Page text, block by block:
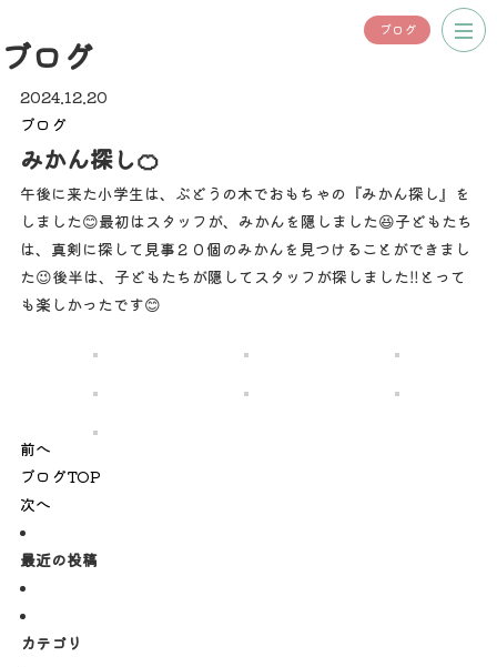
ブログ
ブログ
2024.12.20
ブログ
みかん探し🍊
午後に来た小学生は、ぶどうの木でおもちゃの『みかん探し』を
しました😊最初はスタッフが、みかんを隠しました😆子どもたち
は、真剣に探して見事２０個のみかんを見つけることができまし
た😉後半は、子どもたちが隠してスタッフが探しました‼️とって
も楽しかったです😊
前へ
ブログTOP
次へ
最近の投稿
カテゴリ